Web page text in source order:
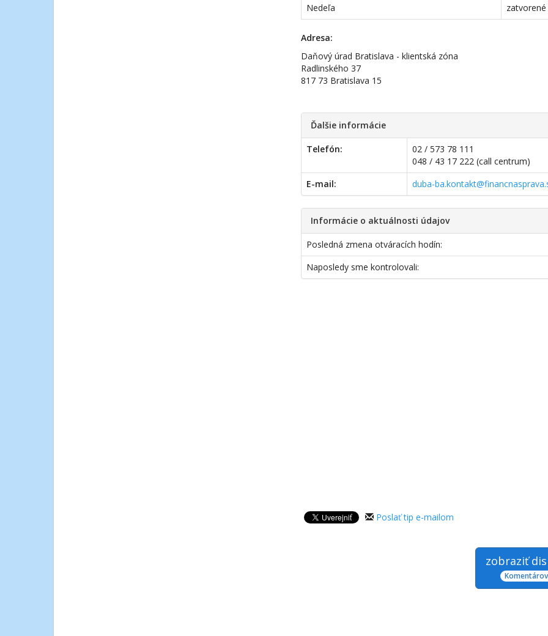
Nedeľa
zatvorené
Adresa:
Daňový úrad Bratislava - klientská zóna
Radlinského 37
817 73 Bratislava 15
Ďalšie informácie
Telefón:
02 / 573 78 111
048 / 43 17 222 (call centrum)
E-mail:
duba-
Informácie o aktuálnosti údajov
Posledná zmena otváracích hodín:
Naposledy sme kontrolovali:
Poslať tip e-mailom
zobraziť